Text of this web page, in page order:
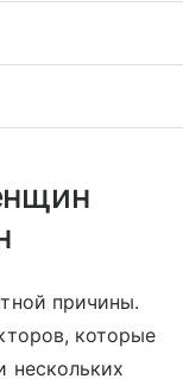
причины.
которые
нескольких